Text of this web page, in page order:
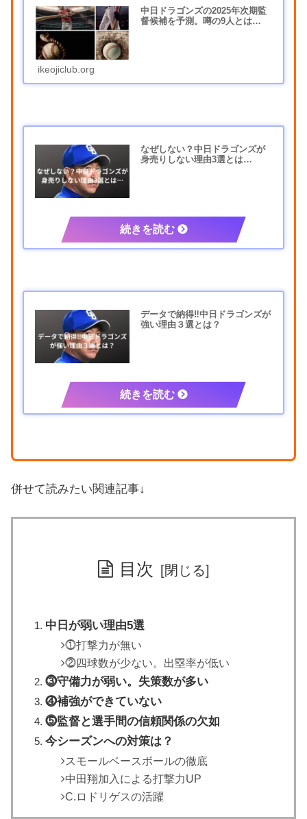
中日ドラゴンズの2025年次期監
督候補を予測。噂の9人とは…
ikeojiclub.org
なぜしない？中日ドラゴンズが
身売りしない理由3選とは…
データで納得‼中日ドラゴンズが
強い理由３選とは？
併せて読みたい関連記事↓
目次
中日が弱い理由5選
⓵打撃力が無い
⓶四球数が少ない。出塁率が低い
⓷守備力が弱い。失策数が多い
⓸補強ができていない
⓹監督と選手間の信頼関係の欠如
今シーズンへの対策は？
スモールベースボールの徹底
中田翔加入による打撃力UP
C.ロドリゲスの活躍